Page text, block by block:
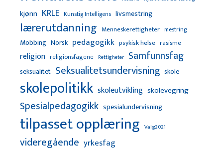
kjønn KRLE Kunstig Intelligens livsmestring
lærerutdanning Menneskerettigheter mestring
Mobbing Norsk pedagogikk psykisk helse rasisme
religion religionsfagene Rettigheter Samfunnsfag
seksualitet Seksualitetsundervisning skole
skolepolitikk skoleutvikling skolevegring
Spesialpedagogikk spesialundervisning
tilpasset opplæring Valg2021
videregående yrkesfag